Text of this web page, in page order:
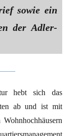
sowie ein
der Adler-
hebt sich das
ab und ist mit